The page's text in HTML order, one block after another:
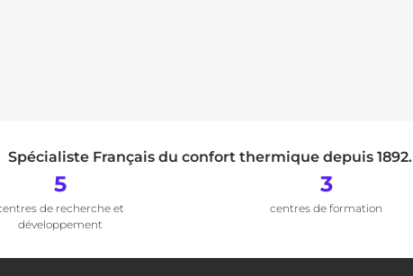
Spécialiste Français du confort thermique depuis 1892.
5
de recherche et
développement
3
centres de formation